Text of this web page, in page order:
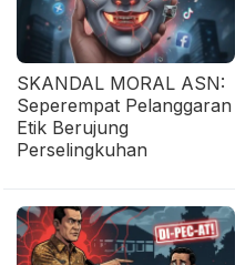
SKANDAL MORAL ASN:
Seperempat Pelanggaran
Etik Berujung
Perselingkuhan